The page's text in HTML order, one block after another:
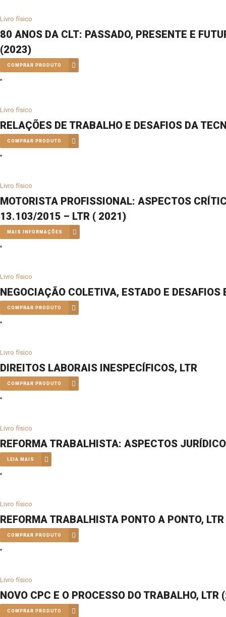
Livro físico
80 ANOS DA CLT: PASSADO, PRESENTE E
(2023)
COMPRAR PRODUTO
Livro físico
RELAÇÕES DE TRABALHO E DESAFIOS DA
COMPRAR PRODUTO
Livro físico
MOTORISTA PROFISSIONAL: ASPECTOS
13.103/2015 – LTR ( 2021)
MAIS INFORMAÇÕES
Livro físico
NEGOCIAÇÃO COLETIVA, ESTADO E
COMPRAR PRODUTO
Livro físico
DIREITOS LABORAIS INESPECÍFICOS, LTR
COMPRAR PRODUTO
Livro físico
REFORMA TRABALHISTA: ASPECTOS
LEIA MAIS
Livro físico
REFORMA TRABALHISTA PONTO A PONTO,
COMPRAR PRODUTO
Livro físico
NOVO CPC E O PROCESSO DO TRABALHO, LTR
COMPRAR PRODUTO